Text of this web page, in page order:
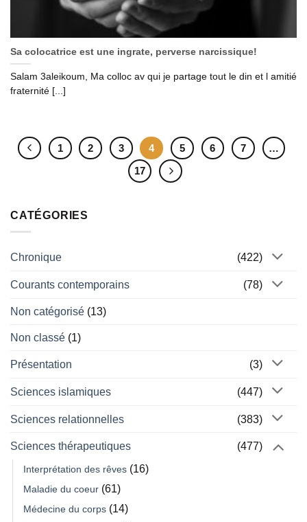
CATÉGORIES
Chronique (422)
Courants contemporains (78)
Non catégorisé (13)
Non classé (1)
Présentation (3)
Sciences islamiques (447)
Sciences relationnelles (383)
Sciences thérapeutiques (477)
Interprétation des rêves (16)
Maladie du coeur (61)
Médecine du corps (14)
Sa colocatrice est une ingrate, perverse narcissique!
Salam 3aleikoum, Ma colloc av qui je partage tout le din et l amitié
fraternité [...]
1 2 3 4 5 6 7
…
17